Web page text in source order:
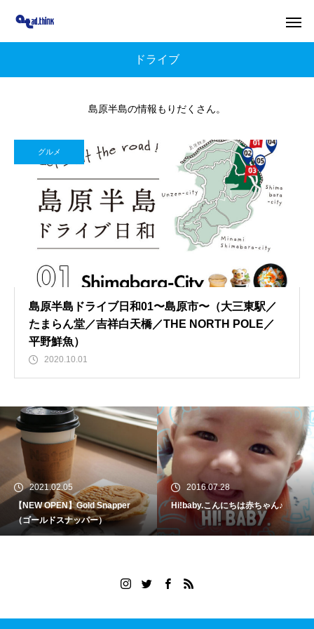
ドライブ
島原半島の情報もりだくさん。
グルメ
島原半島ドライブ日和01〜島原市〜（大三東駅／
たまらん堂／吉祥白天橋／THE NORTH POLE／
平野鮮魚）
2020.10.01
2021.02.05
【NEW OPEN】Gold Snapper
（ゴールドスナッパー）
2016.07.28
Hi!baby.こんにちは赤ちゃん♪